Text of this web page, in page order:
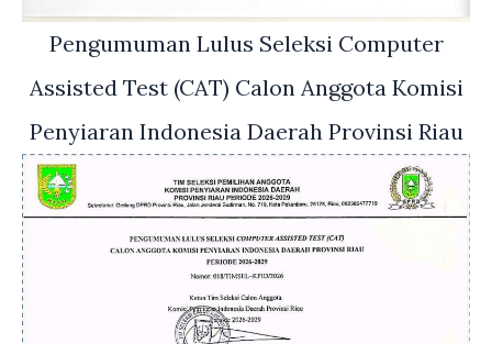
Pengumuman Lulus Seleksi Computer
Assisted Test (CAT) Calon Anggota Komisi
Penyiaran Indonesia Daerah Provinsi Riau